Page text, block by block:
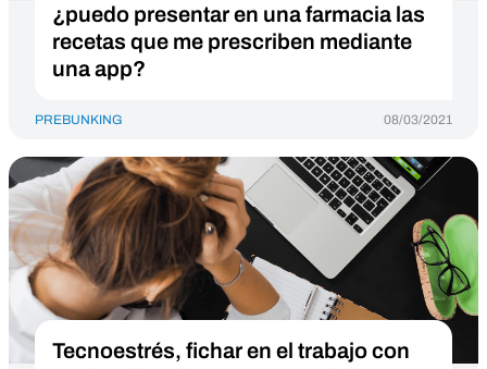
¿puedo presentar en una farmacia las
recetas que me prescriben mediante
una app?
PREBUNKING 08/03/2021
Tecnoestrés, fichar en el trabajo con